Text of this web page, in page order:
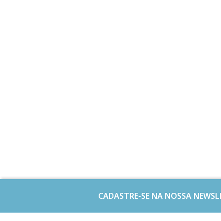
CADASTRE-SE NA NOSSA